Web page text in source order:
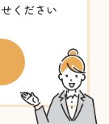
ください